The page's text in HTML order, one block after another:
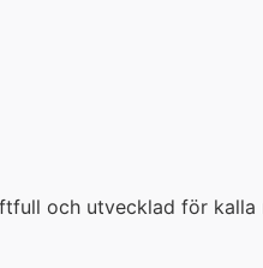
och utvecklad för